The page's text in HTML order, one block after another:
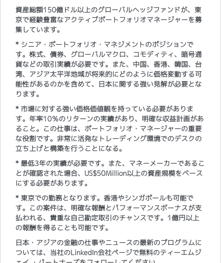
資産総額150億ドル以上のグローバルヘッジファンドが、東
京で経験豊富なアクティブポートフォリオマネージャーを募
集しています。
* シニア・ポートフォリオ・マネジメントのポジションで
す。株式、債券、グローバルマクロ、コモディティ、暗号通
貨などの取引実績が必要です。また、中国、香港、韓国、台
湾、アジア太平洋地域が将来的にどのように価格変動する可
能性があるのかを含めて、日本に関する強い見解が必要とな
ります。
* 市場に対する強い価格価値観を持っている必要がありま
す。年率10％のリターンの実績があり、明確な収益計画があ
ること。この仕事は、ポートフォリオ・マネージャーの重要
な役割です。非常に活発なトレーディング環境でのデスクの
立ち上げと構築を行うことになる。
* 最低3年の実績が必要です。また、マネーメーカーであるこ
とが確認された場合、US$50Million以上の資産規模をベース
にする必要があります。
* 東京での勤務となります。香港やシンガポールも可能で
す。この案件は、明確な報酬とパフォーマンスボーナスが支
払われる、貴重な自己勘定取引のチャンスです。1億円以上
の報酬を得ることも可能です。
日本・アジアの金融の仕事やニュースの最新のプログラムに
ついては、当社のLinkedIn会社ページで無料のティーエムジ